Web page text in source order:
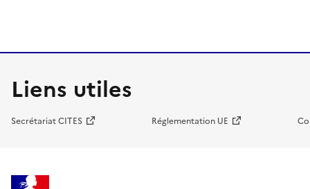
Liens utiles
Secrétariat CITES Réglementation UE